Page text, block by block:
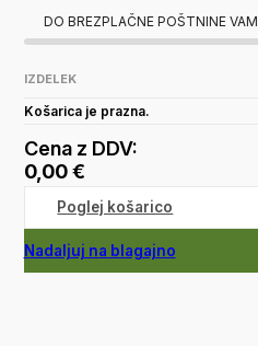
DO BREZPLAČNE POŠTNINE
IZDELEK
Košarica je prazna.
Cena z DDV:
0,00€
Poglej košarico
Nadaljuj na blagajno